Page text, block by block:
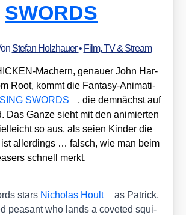
SWORDS
Stefan Holzhauer• Film, TV & Stream
Machern, genau­er John Har­
Root, kommt die Fan­ta­sy-Ani­ma­ti­
SWORDS
, die dem­nächst auf
Das Gan­ze sieht mit den ani­mier­ten
so aus, als sei­en Kin­der die
aller­dings … falsch, wie man beim
schnell merkt.
stars Nicho­las Hoult
as Patrick,
peasant who lands a cove­ted squi­